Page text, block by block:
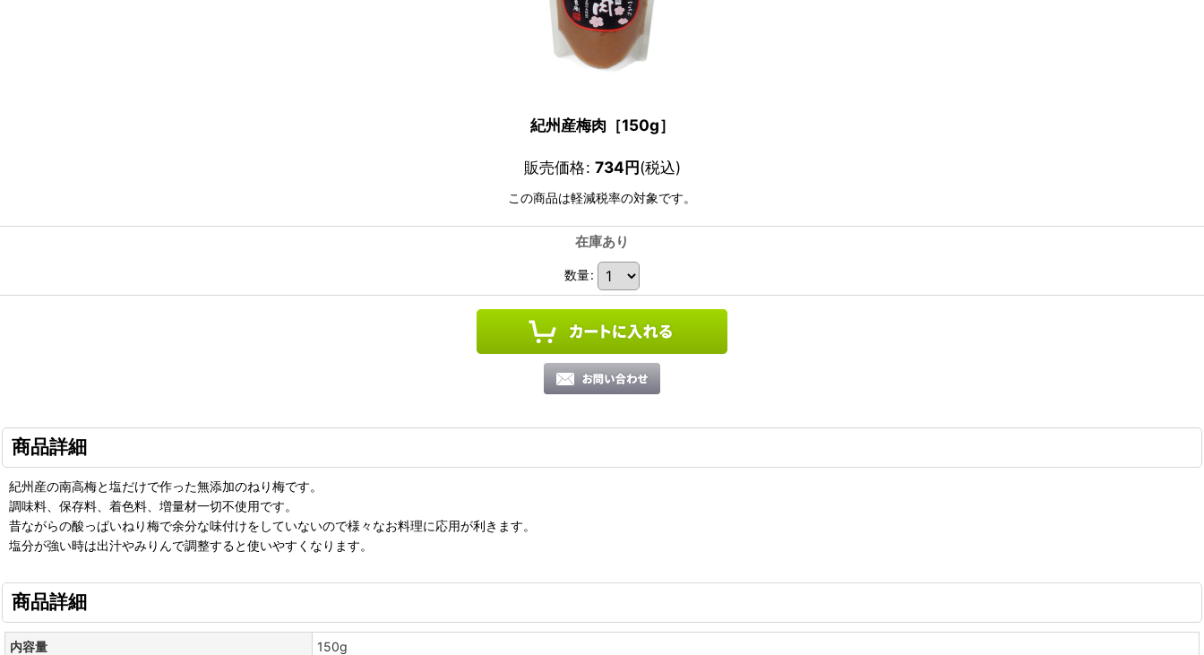
紀州産梅肉［150g］
販売価格: 734円(税込)
この商品は軽減税率の対象です。
在庫あり
数量:
商品詳細
紀州産の南高梅と塩だけで作った無添加のねり梅です。
調味料、保存料、着色料、増量材一切不使用です。
昔ながらの酸っぱいねり梅で余分な味付けをしていないので様々なお料理に応用が利きます。
塩分が強い時は出汁やみりんで調整すると使いやすくなります。
商品詳細
内容量
150g